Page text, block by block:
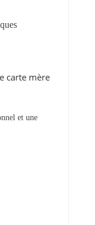
carte mère
et une